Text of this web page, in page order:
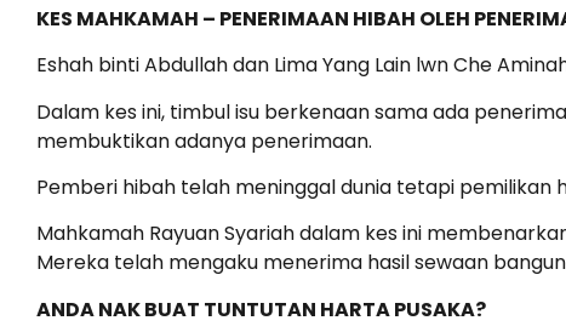
KES MAHKAMAH – PENERIMAAN HIBAH OLEH
Eshah binti Abdullah dan Lima Yang Lain lwn Che
Dalam kes ini, timbul isu berkenaan sama ada
membuktikan adanya penerimaan.
Pemberi hibah telah meninggal dunia tetapi
Mahkamah Rayuan Syariah dalam kes ini
Mereka telah mengaku menerima hasil sewaan
ANDA NAK BUAT TUNTUTAN HARTA PUSAKA?